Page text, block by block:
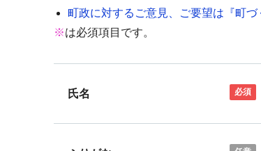
町政に対するご意見、ご要望は『町
※は必須項目です。
氏名 必須